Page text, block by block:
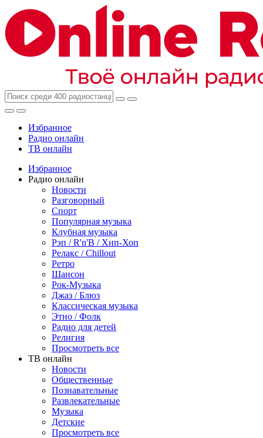
Избранное
Радио онлайн
ТВ онлайн
Избранное
Радио онлайн
Новости
Разговорный
Спорт
Популярная музыка
Клубная музыка
Рэп / R'n'B / Хип-Хоп
Релакс / Chillout
Ретро
Шансон
Рок-Музыка
Джаз / Блюз
Классическая музыка
Этно / Фолк
Радио для детей
Религия
Просмотреть все
ТВ онлайн
Новости
Общественные
Познавательные
Развлекательные
Музыка
Детские
Просмотреть все